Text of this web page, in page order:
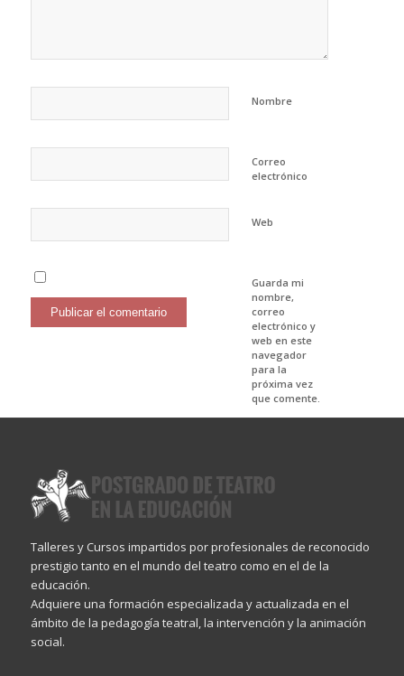
Nombre
Correo
electrónico
Web
Guarda mi
nombre,
correo
electrónico y
web en este
navegador
para la
próxima vez
que comente.
Talleres y Cursos impartidos por profesionales de reconocido
prestigio tanto en el mundo del teatro como en el de la
educación.
Adquiere una formación especializada y actualizada en el
ámbito de la pedagogía teatral, la intervención y la animación
social.